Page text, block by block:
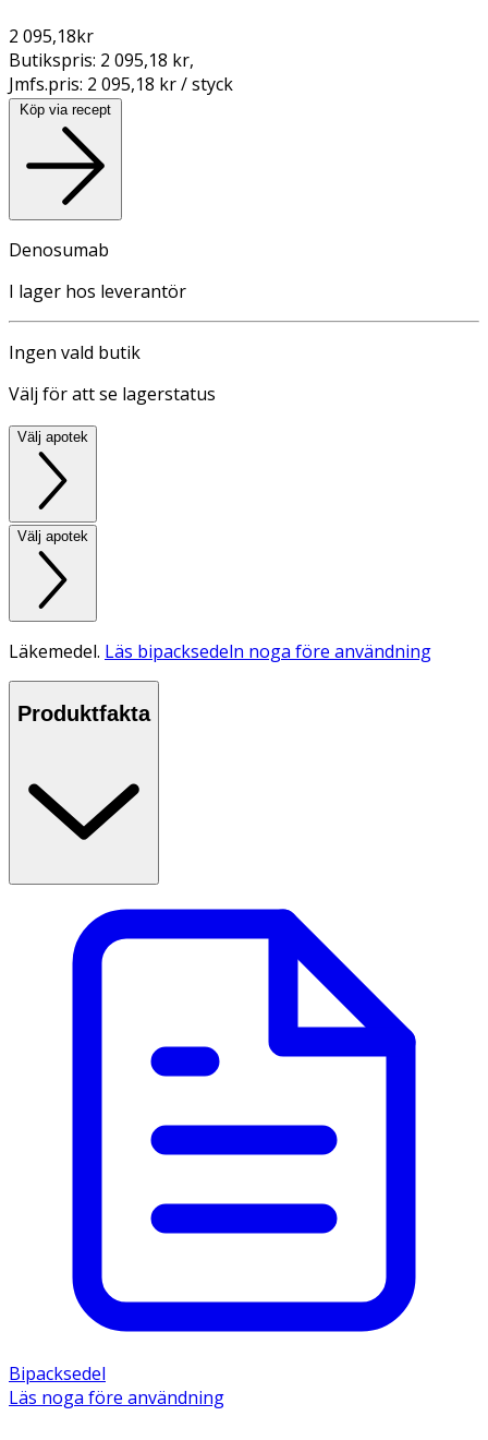
2 095,18kr
Butikspris: 2 095,18 kr,
Jmfs.pris: 2 095,18 kr / styck
Köp via recept
Denosumab
I lager hos leverantör
Ingen vald butik
Välj för att se lagerstatus
Välj apotek
Välj apotek
Läkemedel. Läs bipacksedeln noga före användning
Produktfakta
Bipacksedel
Läs noga före användning